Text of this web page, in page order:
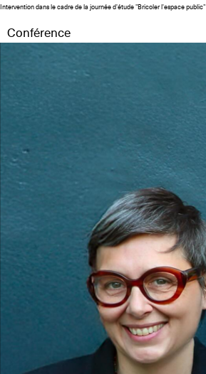
Intervention dans le cadre de la journée d'étude "Bricoler l'espace public"
Conférence